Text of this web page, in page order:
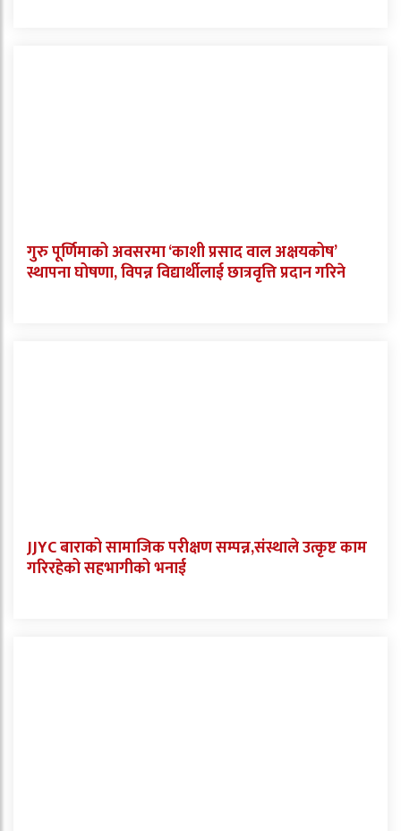
गुरु पूर्णिमाको अवसरमा ‘काशी प्रसाद वाल अक्षयकोष’
स्थापना घोषणा, विपन्न विद्यार्थीलाई छात्रवृत्ति प्रदान गरिने
JJYC बाराको सामाजिक परीक्षण सम्पन्न,संस्थाले उत्कृष्ट काम
गरिरहेको सहभागीको भनाई